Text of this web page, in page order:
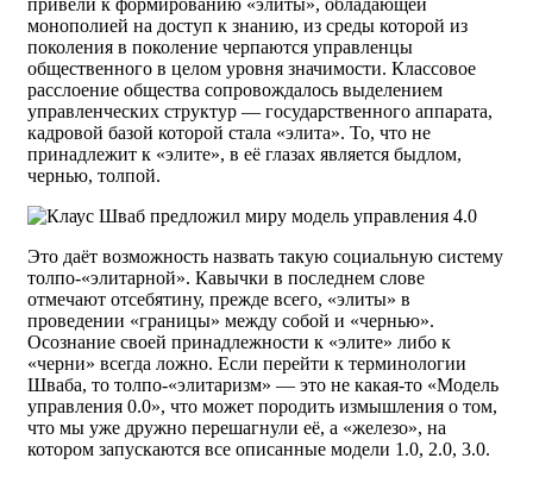
монополией на доступ к знанию, из среды которой из
поколения в поколение черпаются управленцы
общественного в целом уровня значимости. Классовое
расслоение общества сопровождалось выделением
управленческих структур — государственного аппарата,
кадровой базой которой стала «элита». То, что не
принадлежит к «элите», в её глазах является быдлом,
чернью, толпой.
Это даёт возможность назвать такую социальную систему
толпо-«элитарной». Кавычки в последнем слове
отмечают отсебятину, прежде всего, «элиты» в
проведении «границы» между собой и «чернью».
Осознание своей принадлежности к «элите» либо к
«черни» всегда ложно. Если перейти к терминологии
Шваба, то толпо-«элитаризм» — это не какая-то «Модель
управления 0.0», что может породить измышления о том,
что мы уже дружно перешагнули её, а «железо», на
котором запускаются все описанные модели 1.0, 2.0, 3.0.